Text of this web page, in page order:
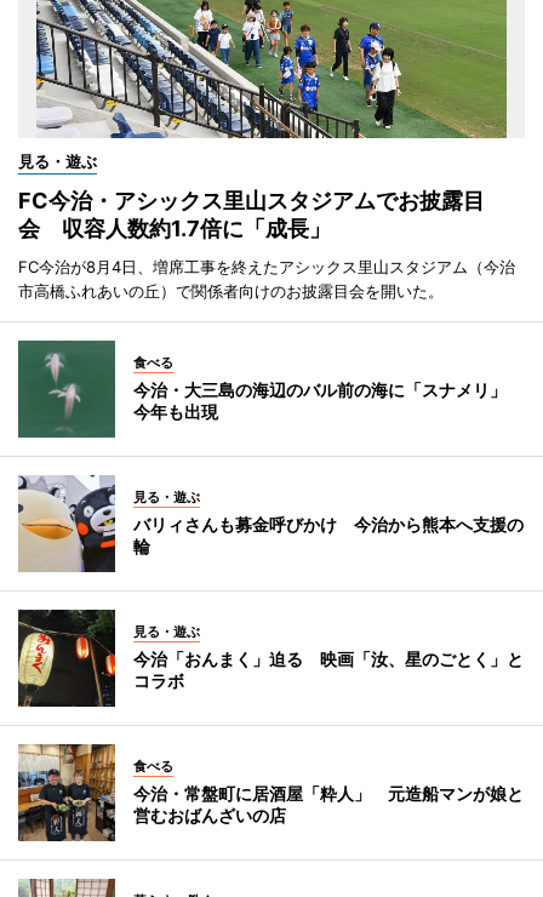
見る・遊ぶ
FC今治・アシックス里山スタジアムでお披露目
会 収容人数約1.7倍に「成長」
FC今治が8月4日、増席工事を終えたアシックス里山スタジアム（今治
市高橋ふれあいの丘）で関係者向けのお披露目会を開いた。
食べる
今治・大三島の海辺のバル前の海に「スナメリ」
今年も出現
見る・遊ぶ
バリィさんも募金呼びかけ 今治から熊本へ支援の
輪
見る・遊ぶ
今治「おんまく」迫る 映画「汝、星のごとく」と
コラボ
食べる
今治・常盤町に居酒屋「粋人」 元造船マンが娘と
営むおばんざいの店